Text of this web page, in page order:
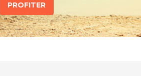
PROFITER